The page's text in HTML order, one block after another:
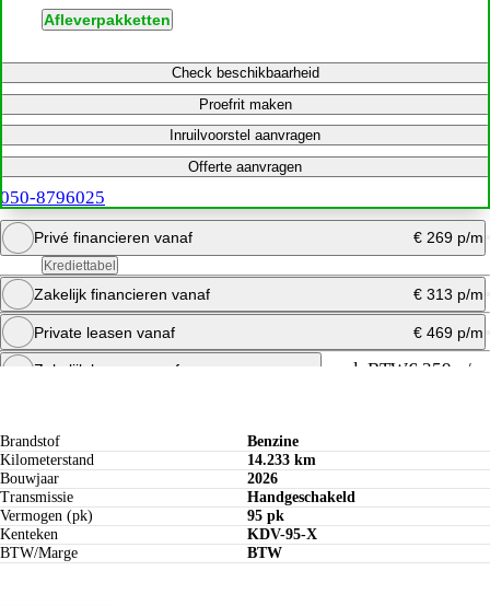
Afleverpakketten
Check beschikbaarheid
Proefrit maken
Inruilvoorstel aanvragen
Offerte aanvragen
050-8796025
Privé financieren vanaf € 269 p/m
Krediettabel
Bereken maandbedrag
Offerte aanvragen
Zakelijk financieren vanaf € 313 p/m
Bereken maandbedrag
Private leasen vanaf € 469 p/m
Zakelijk leasen vanaf excl. BTW€ 359 p/m
Brandstof
Benzine
Kilometerstand
14.233 km
Bouwjaar
2026
Transmissie
Handgeschakeld
Vermogen (pk)
95 pk
Kenteken
KDV-95-X
BTW/Marge
BTW